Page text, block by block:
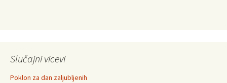
Slučajni vicevi
Poklon za dan zaljubljenih